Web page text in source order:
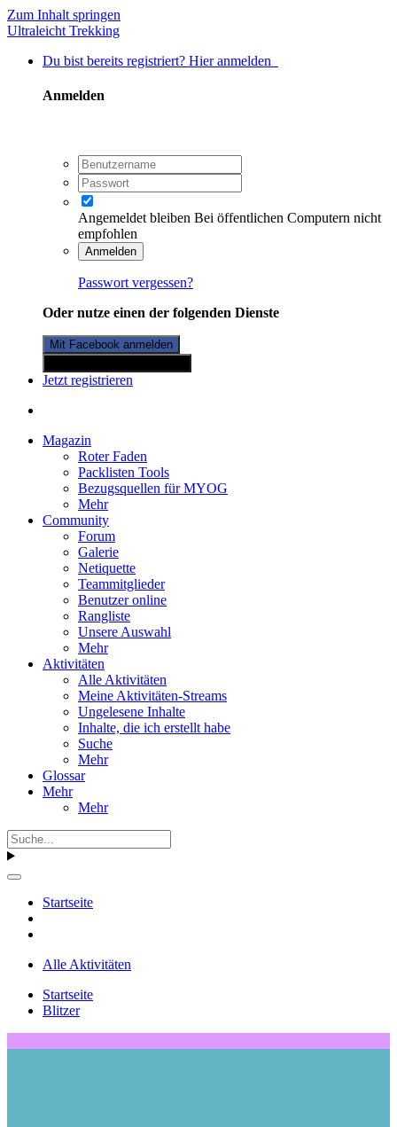
Zum Inhalt springen
Ultraleicht Trekking
Du bist bereits registriert? Hier anmelden
Anmelden
Angemeldet bleiben Bei öffentlichen Computern nicht
empfohlen
Anmelden
Passwort vergessen?
Oder nutze einen der folgenden Dienste
Mit Facebook anmelden
Jetzt registrieren
Magazin
Roter Faden
Packlisten Tools
Bezugsquellen für MYOG
Mehr
Community
Forum
Galerie
Netiquette
Teammitglieder
Benutzer online
Rangliste
Unsere Auswahl
Mehr
Aktivitäten
Alle Aktivitäten
Meine Aktivitäten-Streams
Ungelesene Inhalte
Inhalte, die ich erstellt habe
Suche
Mehr
Glossar
Mehr
Mehr
Startseite
Alle Aktivitäten
Startseite
Blitzer